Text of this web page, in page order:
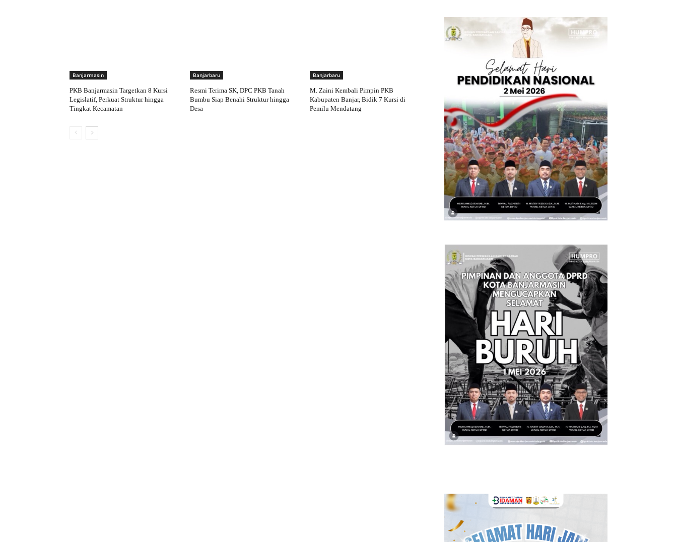
Banjarmasin
PKB Banjarmasin Targetkan 8 Kursi
Legislatif, Perkuat Struktur hingga
Tingkat Kecamatan
Banjarbaru
Resmi Terima SK, DPC PKB Tanah
Bumbu Siap Benahi Struktur hingga
Desa
Banjarbaru
M. Zaini Kembali Pimpin PKB
Kabupaten Banjar, Bidik 7 Kursi di
Pemilu Mendatang